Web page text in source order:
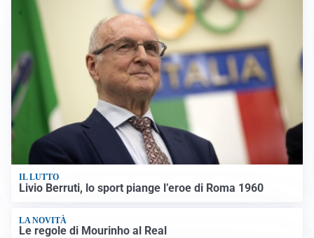
IL LUTTO
Livio Berruti, lo sport piange l’eroe di Roma 1960
LA NOVITÀ
Le regole di Mourinho al Real